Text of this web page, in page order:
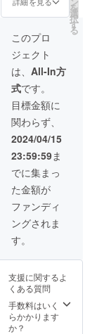
ディア
にモテ
人にな
るに
は」by
鶴間政
行✕お
かざき
なな
(収録時
間：10
分) -東
洋医学
と腟ケ
ア基礎
講座 by
船水隆
広(収録
時間：
39分)
ディア
にモテ
人にな
るに
は」by
鶴間政
かざき
なな
(収録時
間：10
分) -東
洋医学
と腟ケ
ア基礎
講座 by
船水隆
広(収録
時間：
39分)
2024年
4月26日
(金)18:0
0～
20:00
CANBE
20周年
感謝祭
参加
権 ・
お礼
メッ
セージ
メール
・PDF
教材１
つ（マ
スメ
ディア
を使っ
ング戦
おかざ
きなな
PDF /男
磨き失
敗しな
ストに
て対
応。
※VIP席1
名 ・
2024年
4月26日
(金)18:0
0～
20:00
VIP席チ
ケット1
枚 ・お
礼メッ
セージ
メール
・おか
ざきな
な60分
の
ル ・ス
ジュー
ルにつ
いては
要相
談。
を
選
択
す
る
このプロ
ジェクト
は、 All-In方
式です。
目標金額に
関わらず、
2024/04/15
23:59:59ま
でに集まっ
た金額が
ファンディ
ングされま
す。
支援に関するよ
くある質問
手数料はいく
らかかります
か？